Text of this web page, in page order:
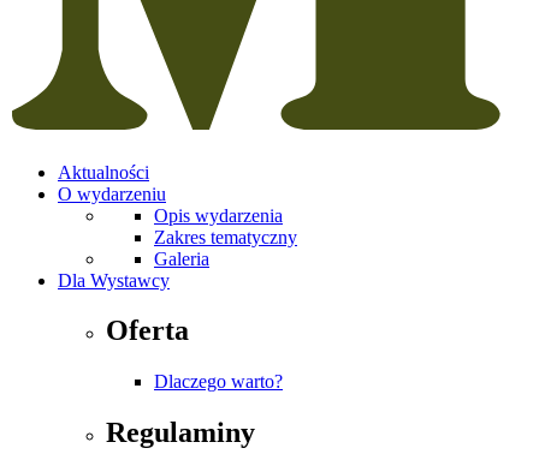
Aktualności
O wydarzeniu
Opis wydarzenia
Zakres tematyczny
Galeria
Dla Wystawcy
Oferta
Dlaczego warto?
Regulaminy